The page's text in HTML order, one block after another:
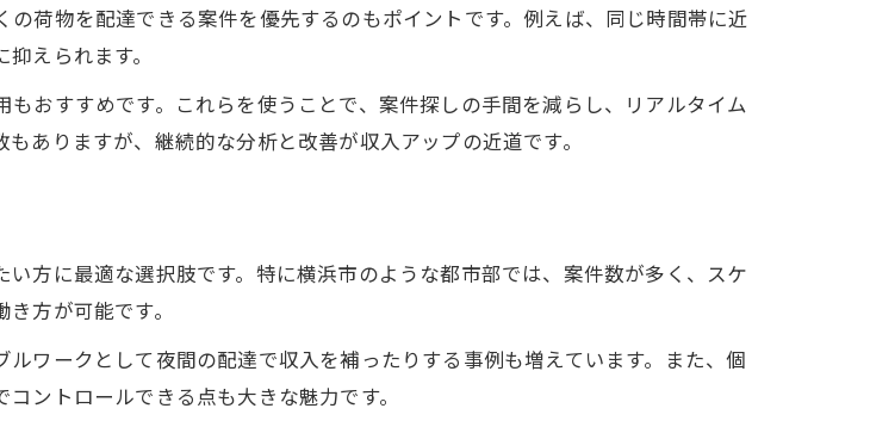
軽貨物配送案件選択の極意
き方を実現する選び方
率的に働き自立する秘訣
自立型ドライバーへの道
バー必見のアプリ活用術
リ選びで自立を加速させる
ーへ導くアプリ活用のポイント
貨物自立の新常識
荷物を配達できる案件を優先するのもポイントです。例えば、同じ時間帯に近
えられます。
おすすめです。これらを使うことで、案件探しの手間を減らし、リアルタイム
ありますが、継続的な分析と改善が収入アップの近道です。
方に最適な選択肢です。特に横浜市のような都市部では、案件数が多く、スケ
方が可能です。
ワークとして夜間の配達で収入を補ったりする事例も増えています。また、個
ントロールできる点も大きな魅力です。